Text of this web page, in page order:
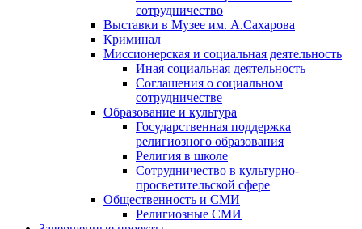
сотрудничество
Выставки в Музее им. А.Сахарова
Криминал
Миссионерская и социальная деятельность
Иная социальная деятельность
Соглашения о социальном
сотрудничестве
Образование и культура
Государственная поддержка
религиозного образования
Религия в школе
Сотрудничество в культурно-
просветительской сфере
Общественность и СМИ
Религиозные СМИ